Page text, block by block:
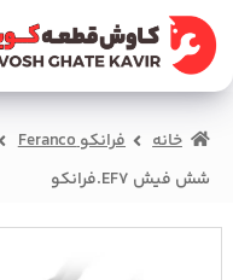
پرش
به
ناوبری
پرش
به
محتوا
صفحه اصلی
سبد خرید
درباره ما
خانه فرانکو Feranco
شش فیش EF7.فرانکو